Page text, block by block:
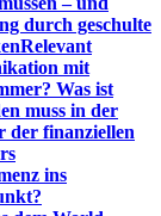
durch geschulte
Relevant
mit
Was ist
muss in der
der finanziellen
ins